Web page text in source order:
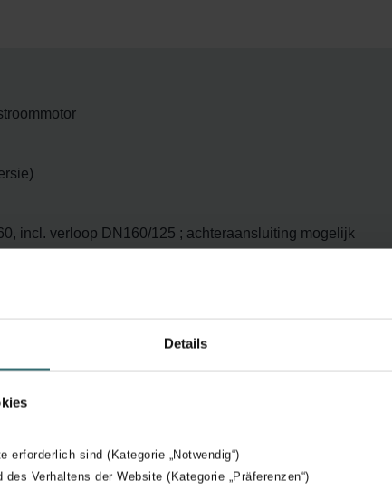
Details
sind (Kategorie „Notwendig“)
Verhaltens der Website (Kategorie „Präferenzen“)
incl. verloop DN160/125 ; achteraansluiting mogelijk